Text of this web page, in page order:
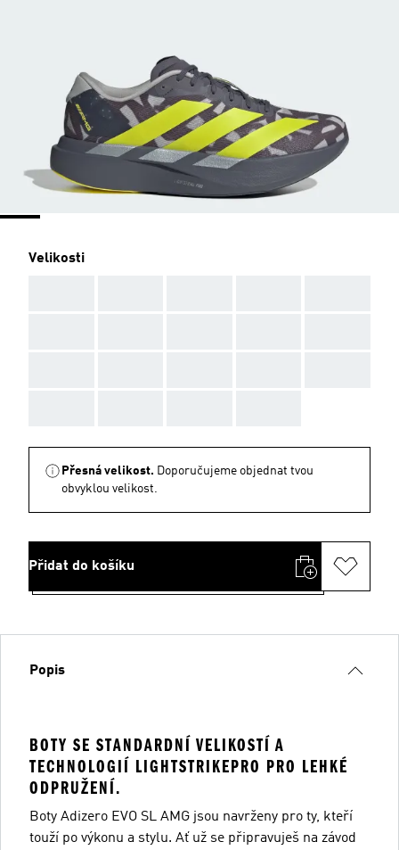
Velikosti
Přesná velikost. Doporučujeme objednat tvou
obvyklou velikost.
Přidat do košíku
Popis
BOTY SE STANDARDNÍ VELIKOSTÍ A
TECHNOLOGIÍ LIGHTSTRIKEPRO PRO LEHKÉ
ODPRUŽENÍ.
Boty Adizero EVO SL AMG jsou navrženy pro ty, kteří
touží po výkonu a stylu. Ať už se připravuješ na závod